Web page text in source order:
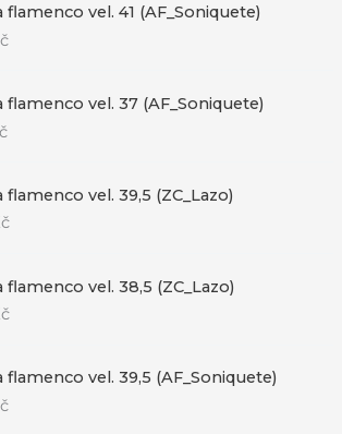
flamenco vel. 41 (AF_Soniquete)
flamenco vel. 37 (AF_Soniquete)
flamenco vel. 39,5 (ZC_Lazo)
flamenco vel. 38,5 (ZC_Lazo)
flamenco vel. 39,5 (AF_Soniquete)